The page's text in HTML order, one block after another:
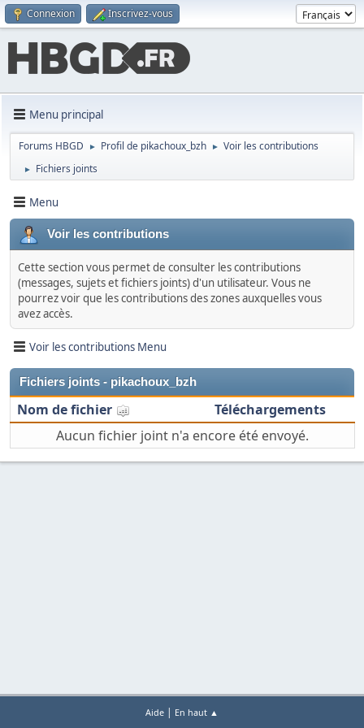
Connexion Inscrivez-vous
Menu principal
Forums HBGD ► Profil de pikachoux_bzh ► Voir les contributions
► Fichiers joints
Menu
Voir les contributions
Cette section vous permet de consulter les contributions
(messages, sujets et fichiers joints) d'un utilisateur. Vous ne
pourrez voir que les contributions des zones auxquelles vous
avez accès.
Voir les contributions Menu
Fichiers joints - pikachoux_bzh
Nom de fichier
Téléchargements
Aucun fichier joint n'a encore été envoyé.
Aide | En haut ▲